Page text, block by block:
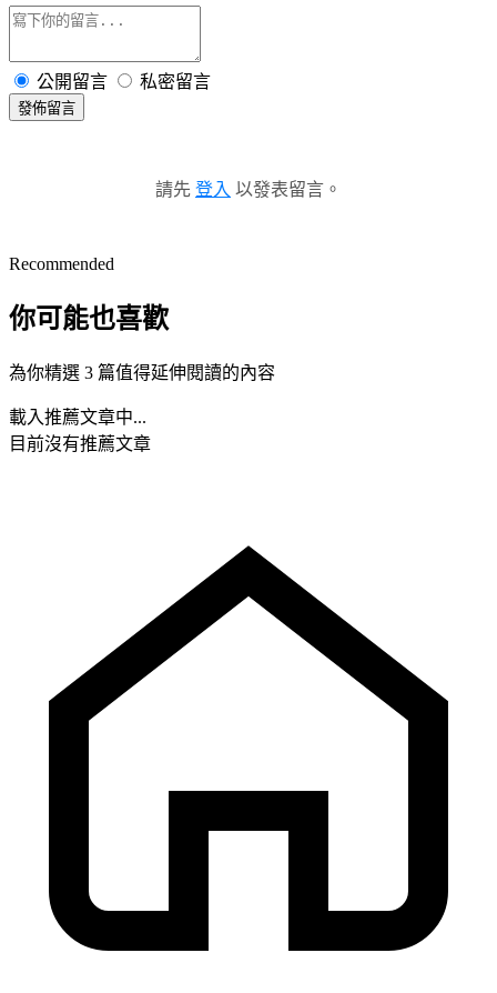
公開留言 私密留言
發佈留言
請先 登入 以發表留言。
Recommended
你可能也喜歡
為你精選 3 篇值得延伸閱讀的內容
載入推薦文章中...
目前沒有推薦文章